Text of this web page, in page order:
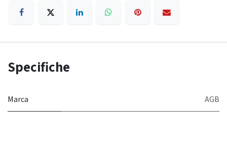
Specifiche
Marca AGB